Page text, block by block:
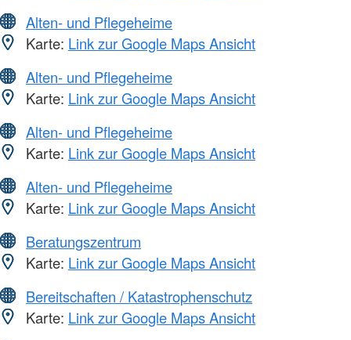
Alten- und Pflegeheime
Karte: Link zur Google Maps Ansicht
Alten- und Pflegeheime
Karte: Link zur Google Maps Ansicht
Alten- und Pflegeheime
Karte: Link zur Google Maps Ansicht
Alten- und Pflegeheime
Karte: Link zur Google Maps Ansicht
Beratungszentrum
Karte: Link zur Google Maps Ansicht
Bereitschaften / Katastrophenschutz
Karte: Link zur Google Maps Ansicht